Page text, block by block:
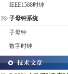
IEEE1588时钟
子母钟系统
子母钟
数字时钟